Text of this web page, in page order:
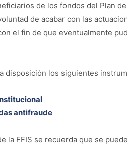
de los fondos del Plan
de acabar con las
el fin de que eventualmente
disposición los siguientes
antifraude
la FFIS se recuerda que se